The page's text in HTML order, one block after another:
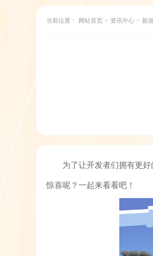
当前位置： 网站首页 > 资讯中心 > 新
为了让开发者们拥有更
惊喜呢？一起来看看吧！